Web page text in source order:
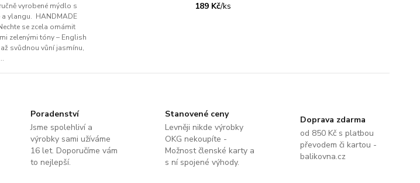
vyrobené mýdlo s
ylangu. HANDMADE
se zcela omámit
zelenými tóny – English
svůdnou vůní jasmínu,
189 Kč/ks
Poradenství
Jsme spolehliví a
výrobky sami užíváme
16 let. Doporučíme vám
to nejlepší.
Stanovené ceny
Levněji nikde výrobky
OKG nekoupíte -
Možnost členské karty a
s ní spojené výhody.
Doprava zdarma
od 850 Kč s platbou
převodem či kartou -
balikovna.cz